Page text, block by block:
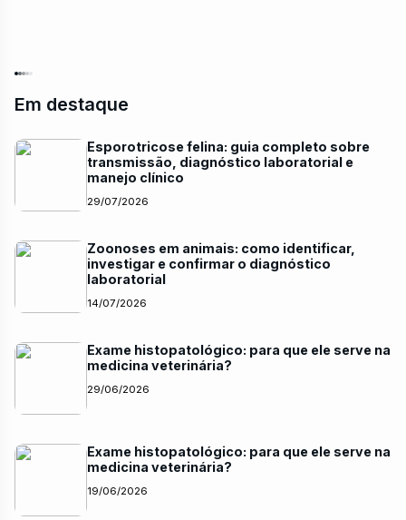
Em destaque
Esporotricose felina: guia completo sobre
transmissão, diagnóstico laboratorial e
manejo clínico
29/07/2026
Zoonoses em animais: como identificar,
investigar e confirmar o diagnóstico
laboratorial
14/07/2026
Exame histopatológico: para que ele serve na
medicina veterinária?
29/06/2026
Exame histopatológico: para que ele serve na
medicina veterinária?
19/06/2026